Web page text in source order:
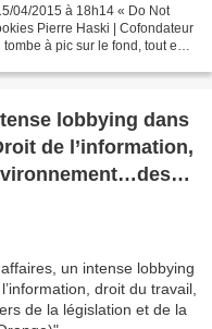
04/2015 à 18h14 « Do Not
Pierre Haski | Cofondateur
à pic sur le fond, tout en
lobbying dans
de l’information,
et de la
(Martine Orange)